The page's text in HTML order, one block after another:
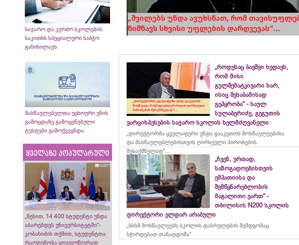
საჯარო და კერძო სკოლების
საკითხს სპეციალური საბჭო
განიხილავს
მასწავლებელთა უცხოური ენის
გამოცდაზე გამოყენებული
ტესტები გამოქვეყნდა
ყველაზე პოპულარული
„წესით, 14 400 სტუდენტი უნდა
აბარებდეს უნივერსიტეტში“-
კობახიძის თქმით, სტუდენტთა
რაოდენობა ყოველწიურად
„როდესაც ბავშვი ხედავს,
რომ მისი
გულშემატკივარი ხარ,
ისიც შესაბამისად
გეპყრობა“ - საულ
სულაბერიძე, გეგუთის
ვარციხჰესების საჯარო სკოლის ხელმძღვანელი
„დირექტორმა ყველაფერი უნდა გააკეთოს მოსწავლეებისა
და მასწავლებლებისთვის ღირსეული პირობების
შესაქმნელად“...
„ჩვენ, ერთად,
საზოგადოებისთვის
ემპათიისა და
შემწყნარებლობის
მაგალითი ვართ“ -
თბილისის N200 სკოლის
დირექტორი ელდარ არაბული
„სსსმ მოსწავლეებს სკოლის დასრულების შემდგომაც
სჭირდებათ თანადგომა“